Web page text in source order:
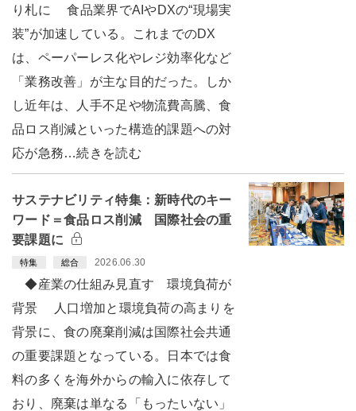
り札に 食品業界でAIやDXの“現場実
装”が加速している。これまでのDX
は、ペーパーレス化やレジ効率化など
「業務改善」が主な目的だった。しか
し近年は、人手不足や物流費高騰、食
品ロス削減といった構造的課題への対
応が急務…続きを読む
サステナビリティ特集：新時代のキー
ワード＝食品ロス削減 国際社会の重
要課題に
特集 総合 2026.06.30
◆産業の仕組み見直す 環境負荷が
背景 人口増加と環境負荷の高まりを
背景に、食の廃棄削減は国際社会共通
の重要課題となっている。日本では食
料の多くを海外からの輸入に依存して
おり、廃棄は単なる「もったいない」